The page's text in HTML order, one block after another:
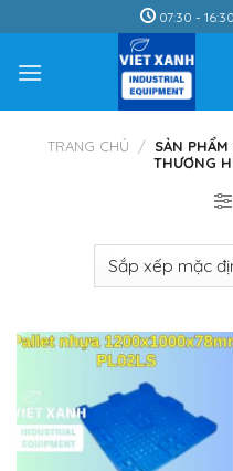
to
content
07:30 -
TRANG CHỦ / SẢN
THƯƠNG